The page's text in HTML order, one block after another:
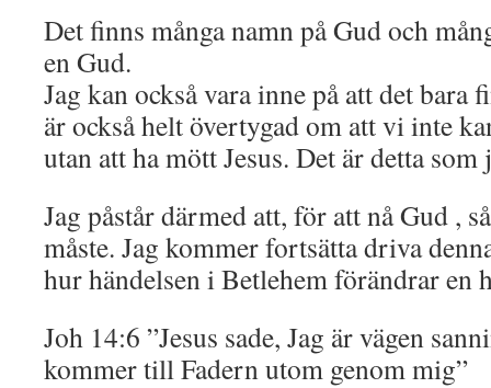
Det finns många namn på Gud och
en Gud.
Jag kan också vara inne på att det bara
är också helt övertygad om att vi inte
utan att ha mött Jesus. Det är detta
Jag påstår därmed att, för att nå Gud ,
måste. Jag kommer fortsätta driva
hur händelsen i Betlehem förändrar en
Joh 14:6 ”Jesus sade, Jag är vägen
kommer till Fadern utom genom mig”